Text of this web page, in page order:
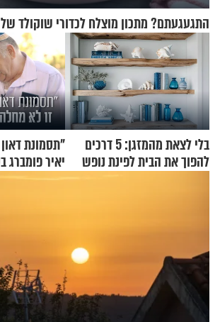
התגעגעתם? מתכון מוצלח לכדורי שוקולד
בלי לצאת מהמזגן: 5 דרכים
להפוך את הבית לפינת נופש
"תסמונת
יאיר פומברג
מעורר השראה